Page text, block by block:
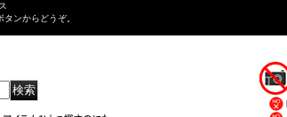
ンからどうぞ。